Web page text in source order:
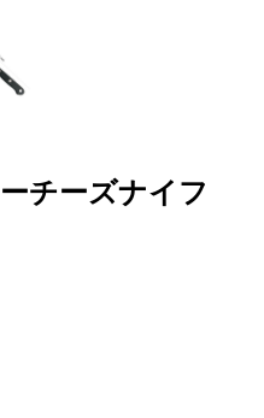
チーズナイフ